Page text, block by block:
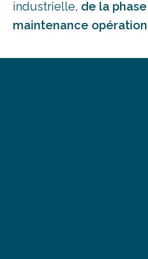
industrielle, de la
maintenance